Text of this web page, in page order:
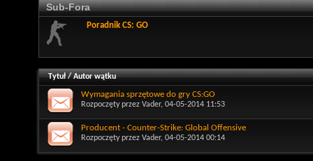
Sub-Fora
Poradnik CS: GO
Tytuł/Autor wątku
Wymagania sprzętowe do gry CS:GO
Rozpoczęty przez Vader, 04-05-2014 11:53
Producent - Counter-Strike: Global Offensive
Rozpoczęty przez Vader, 04-05-2014 00:14